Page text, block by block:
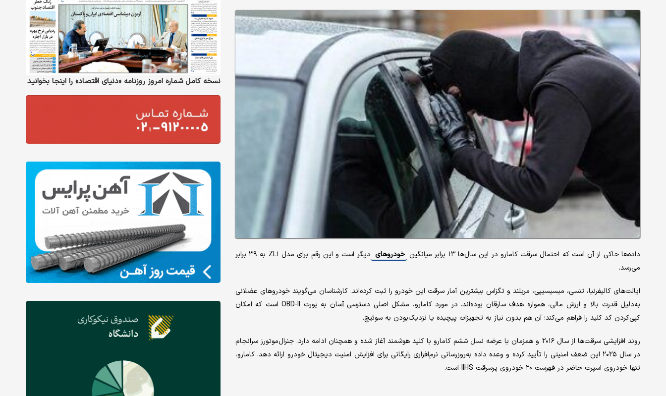
داده‌ها حاکی از آن است که احتمال سرقت کامارو در این سال‌ها ۱۳ برابر میانگین خودروهای
دیگر است و این رقم برای مدل ZL۱ به ۳۹ برابر
می‌رسد.
ایالت‌های کالیفرنیا، تنسی، میسیسیپی، مریلند و تگزاس بیشترین آمار سرقت این خودرو را ثبت کرده‌اند. کارشناسان می‌گویند خودروهای عضلانی
به‌دلیل قدرت بالا و ارزش مالی، همواره هدف سارقان بوده‌اند. در مورد کامارو، مشکل اصلی دسترسی آسان به پورت OBD-II است که امکان
کپی‌کردن کد کلید را فراهم می‌کند؛ آن هم بدون نیاز به تجهیزات پیچیده یا نزدیک‌بودن به سوئیچ.
روند افزایشی سرقت‌ها از سال ۲۰۱۶ و همزمان با عرضه نسل ششم کامارو با کلید هوشمند آغاز شده و همچنان ادامه دارد. جنرال‌موتورز سرانجام
در سال ۲۰۲۵ این ضعف امنیتی را تأیید کرده و وعده داده به‌روزرسانی نرم‌افزاری رایگانی برای افزایش امنیت دیجیتال خودرو ارائه دهد. کامارو،
تنها خودروی اسپرت حاضر در فهرست ۲۰ خودروی پرسرقت IIHS است.
نسخه کامل شماره امروز روزنامه «دنیای‌ اقتصاد» را اینجا بخوانید